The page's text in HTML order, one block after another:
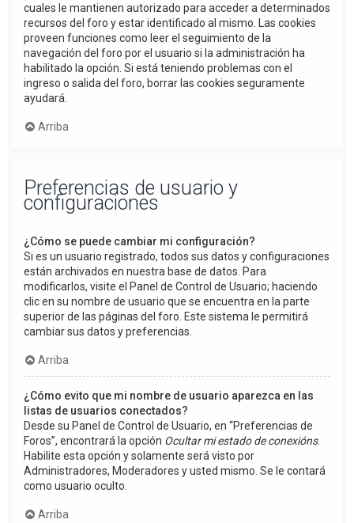
cuales le mantienen autorizado para acceder a determinados
recursos del foro y estar identificado al mismo. Las cookies
proveen funciones como leer el seguimiento de la
navegación del foro por el usuario si la administración ha
habilitado la opción. Si está teniendo problemas con el
ingreso o salida del foro, borrar las cookies seguramente
ayudará.
Arriba
Preferencias de usuario y
configuraciones
¿Cómo se puede cambiar mi configuración?
Si es un usuario registrado, todos sus datos y configuraciones
están archivados en nuestra base de datos. Para
modificarlos, visite el Panel de Control de Usuario; haciendo
clic en su nombre de usuario que se encuentra en la parte
superior de las páginas del foro. Este sistema le permitirá
cambiar sus datos y preferencias.
Arriba
¿Cómo evito que mi nombre de usuario aparezca en las
listas de usuarios conectados?
Desde su Panel de Control de Usuario, en “Preferencias de
Foros”, encontrará la opción Ocultar mi estado de conexións.
Habilite esta opción y solamente será visto por
Administradores, Moderadores y usted mismo. Se le contará
como usuario oculto.
Arriba